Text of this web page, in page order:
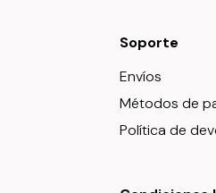
Soporte
Envíos
Métodos de
Política de